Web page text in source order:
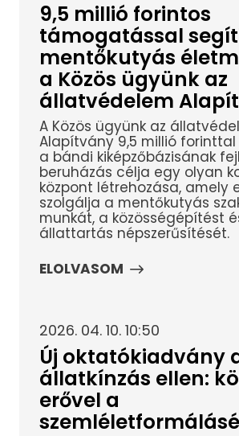
9,5 millió forintos
támogatással
mentőkutyás
a Közös ügyünk az
állatvédelem
A Közös ügyünk az
Alapítvány 9,5 millió
a bándi kiképzőbázisának
beruházás célja egy olyan
központ létrehozása, amely
szolgálja a mentőkutyás
munkát, a közösségépítést
állattartás népszerűsítését.
ELOLVASOM
2026. 04. 10. 10:50
Új oktatókiadvány
állatkínzás ellen:
erővel a